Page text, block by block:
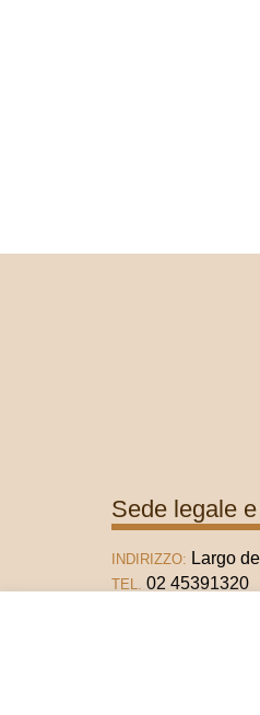
Sede legale
INDIRIZZO: Largo
TEL. 02 45391320